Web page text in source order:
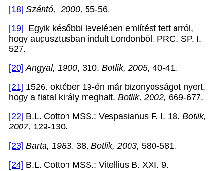
[18] Szántó, 2000, 55-56.
[19] Egyik későbbi levelében említést tett arról,
hogy augusztusban indult Londonból. PRO. SP. I.
527.
[20] Angyal, 1900, 310. Botlik, 2005, 40-41.
[21] 1526. október 19-én már bizonyosságot nyert,
hogy a fiatal király meghalt. Botlik, 2002, 669-677.
[22] B.L. Cotton MSS.: Vespasianus F. I. 18. Botlik,
2007, 129-130.
[23] Barta, 1983. 38. Botlik, 2003, 580-581.
[24] B.L. Cotton MSS.: Vitellius B. XXI. 9.